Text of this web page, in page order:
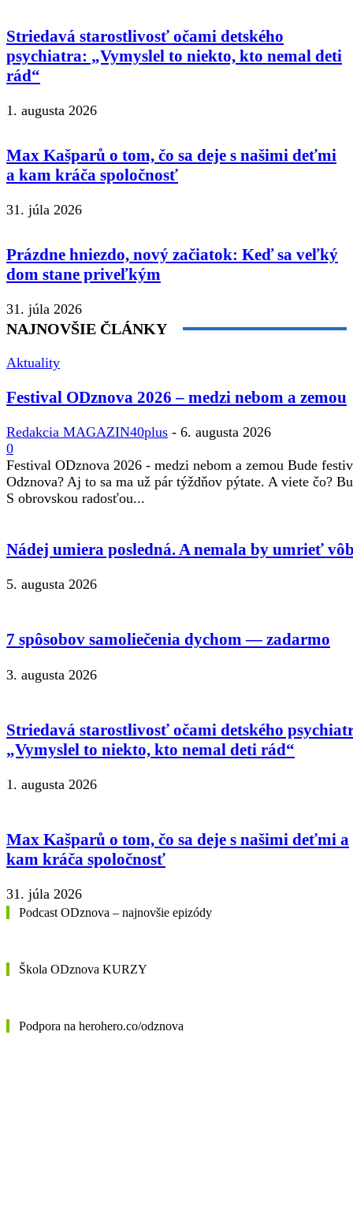
Striedavá starostlivosť očami detského
psychiatra: „Vymyslel to niekto, kto nemal deti
rád“
1. augusta 2026
Max Kašparů o tom, čo sa deje s našimi deťmi
a kam kráča spoločnosť
31. júla 2026
Prázdne hniezdo, nový začiatok: Keď sa veľký
dom stane priveľkým
31. júla 2026
NAJNOVŠIE ČLÁNKY
Aktuality
Festival ODznova 2026 – medzi nebom a zemou
Redakcia MAGAZIN40plus - 6. augusta 2026
0
Festival ODznova 2026 - medzi nebom a zemou Bude
Odznova? Aj to sa ma už pár týždňov pýtate. A viete čo?
S obrovskou radosťou...
Nádej umiera posledná. A nemala by umrieť
5. augusta 2026
7 spôsobov samoliečenia dychom — zadarmo
3. augusta 2026
Striedavá starostlivosť očami detského
„Vymyslel to niekto, kto nemal deti rád“
1. augusta 2026
Max Kašparů o tom, čo sa deje s našimi deťmi a
kam kráča spoločnosť
31. júla 2026
Podcast ODznova – najnovšie epizódy
Škola ODznova KURZY
Podpora na herohero.co/odznova